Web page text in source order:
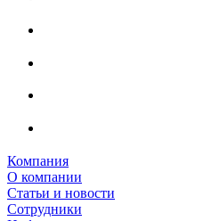
Компания
О компании
Статьи и новости
Сотрудники